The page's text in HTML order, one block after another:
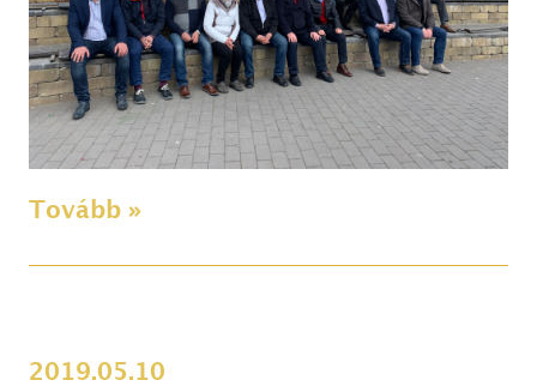
Tovább »
2019.05.10